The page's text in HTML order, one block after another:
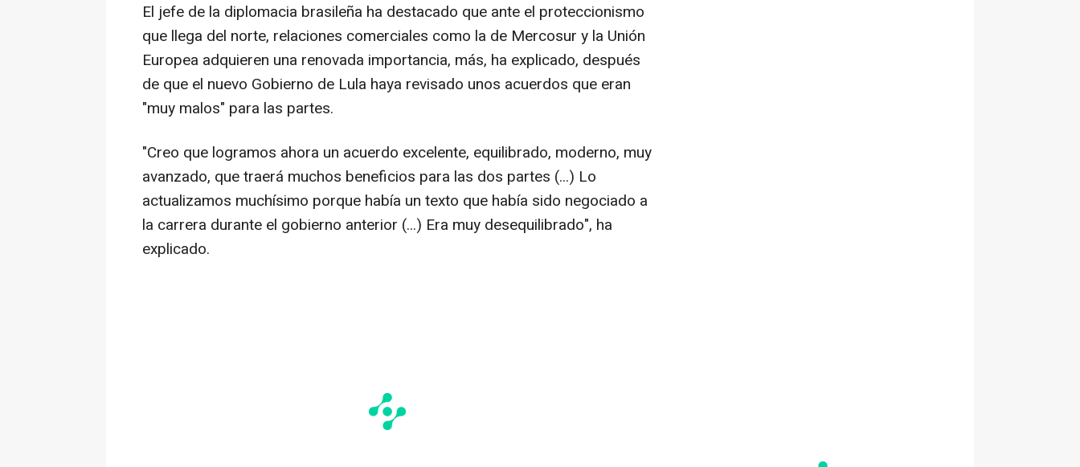
El jefe de la diplomacia brasileña ha destacado que ante el proteccionismo
que llega del norte, relaciones comerciales como la de Mercosur y la Unión
Europea adquieren una renovada importancia, más, ha explicado, después
de que el nuevo Gobierno de Lula haya revisado unos acuerdos que eran
"muy malos" para las partes.
"Creo que logramos ahora un acuerdo excelente, equilibrado, moderno, muy
avanzado, que traerá muchos beneficios para las dos partes (...) Lo
actualizamos muchísimo porque había un texto que había sido negociado a
la carrera durante el gobierno anterior (...) Era muy desequilibrado", ha
explicado.